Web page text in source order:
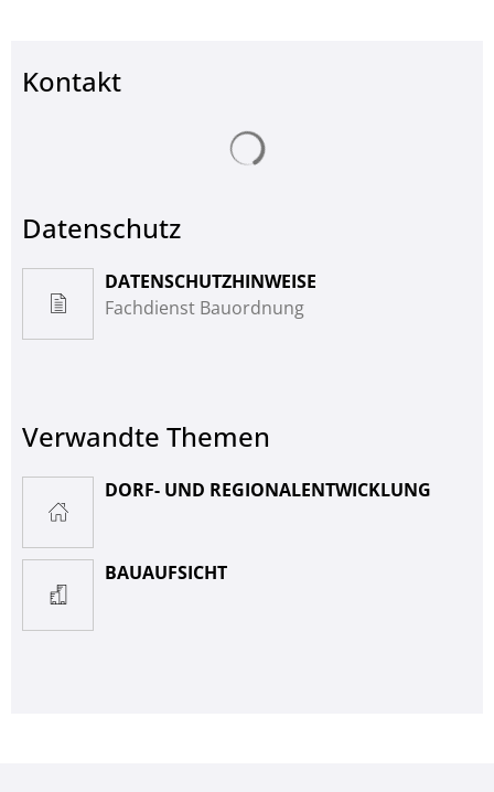
Kontakt
Datenschutz
DATENSCHUTZHINWEISE
Fachdienst Bauordnung
Verwandte Themen
DORF- UND REGIONALENTWICKLUNG
BAUAUFSICHT